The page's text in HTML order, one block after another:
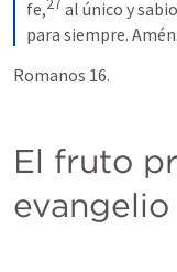
fe,27 al único y
para siempre. Amén.
Romanos 16.
El fruto
evangelio